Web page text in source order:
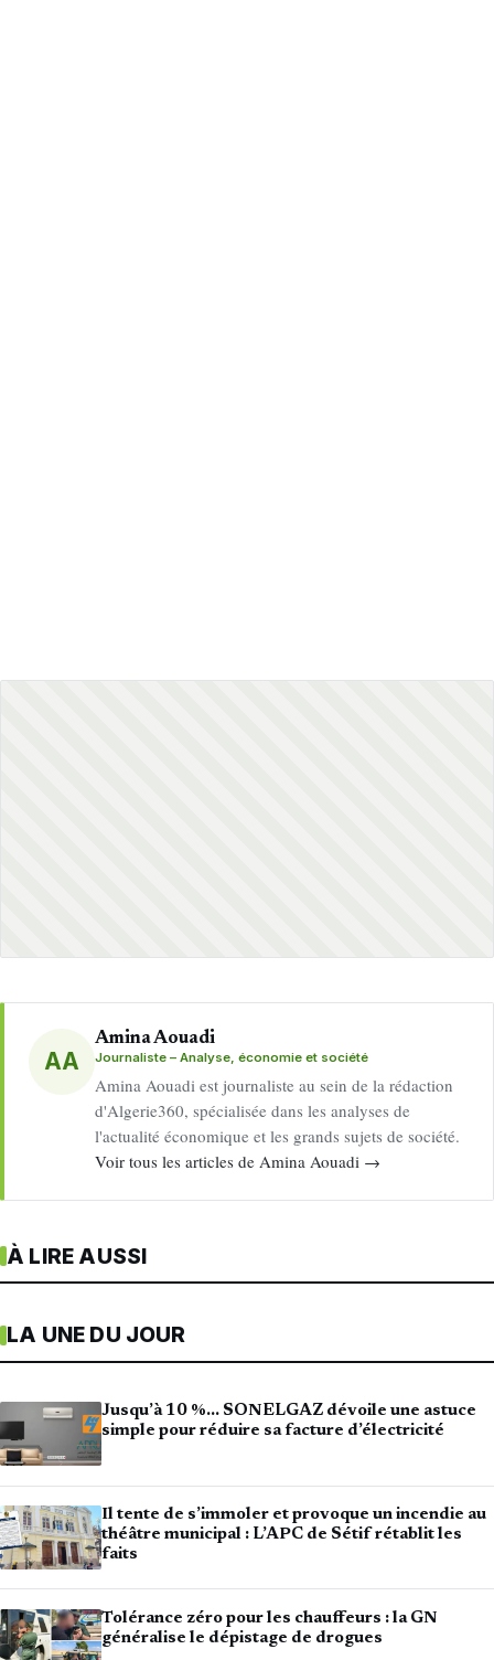
AA
Amina Aouadi
Journaliste – Analyse, économie et société
Amina Aouadi est journaliste au sein de la rédaction
d'Algerie360, spécialisée dans les analyses de
l'actualité économique et les grands sujets de société.
Voir tous les articles de Amina Aouadi →
À LIRE AUSSI
LA UNE DU JOUR
Jusqu’à 10 %… SONELGAZ dévoile une astuce
simple pour réduire sa facture d’électricité
Il tente de s’immoler et provoque un incendie au
théâtre municipal : L’APC de Sétif rétablit les
faits
Tolérance zéro pour les chauffeurs : la GN
généralise le dépistage de drogues